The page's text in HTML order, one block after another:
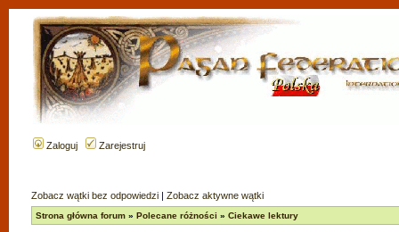
Zaloguj Zarejestruj
Zobacz wątki bez odpowiedzi | Zobacz aktywne wątki
Strona główna forum » Polecane różności » Ciekawe lektury